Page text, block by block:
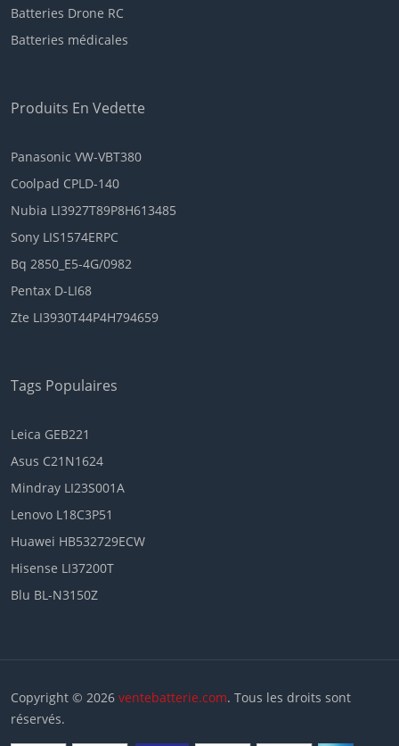
Batteries Drone RC
Batteries médicales
Produits En Vedette
Panasonic VW-VBT380
Coolpad CPLD-140
Nubia LI3927T89P8H613485
Sony LIS1574ERPC
Bq 2850_E5-4G/0982
Pentax D-LI68
Zte LI3930T44P4H794659
Tags Populaires
Leica GEB221
Asus C21N1624
Mindray LI23S001A
Lenovo L18C3P51
Huawei HB532729ECW
Hisense LI37200T
Blu BL-N3150Z
Copyright © 2026 ventebatterie.com. Tous les droits sont
réservés.